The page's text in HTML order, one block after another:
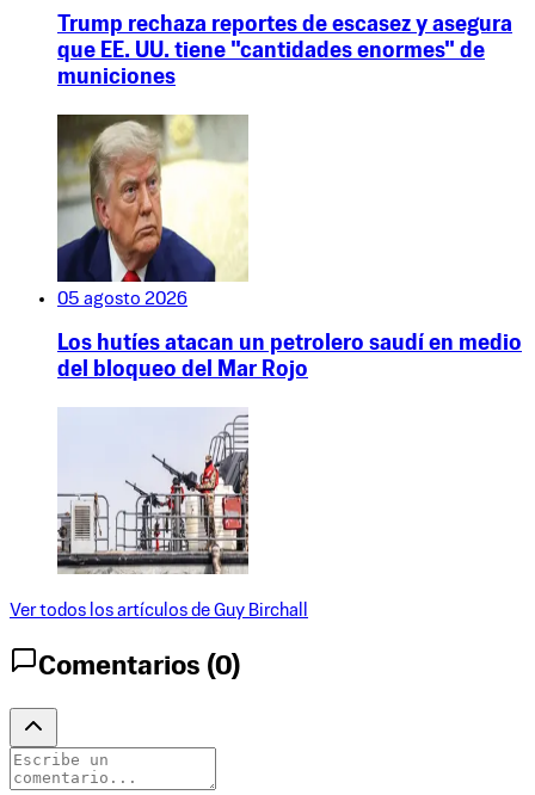
Trump rechaza reportes de escasez y asegura
que EE. UU. tiene "cantidades enormes" de
municiones
05 agosto 2026
Los hutíes atacan un petrolero saudí en medio
del bloqueo del Mar Rojo
Ver todos los artículos de Guy Birchall
Comentarios (0)